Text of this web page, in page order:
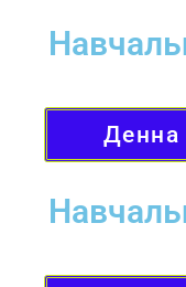
Денна